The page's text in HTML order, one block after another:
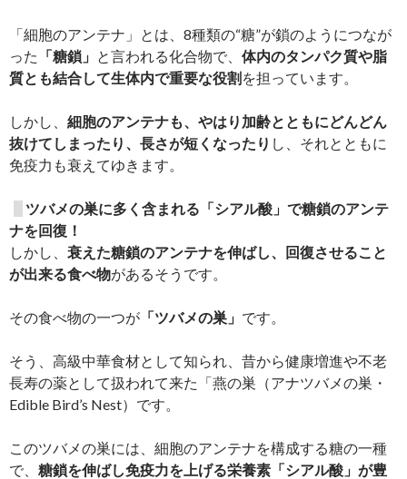
「細胞のアンテナ」とは、8種類の“糖”が鎖のようにつなが
った 「糖鎖」 と言われる化合物で、 体内のタンパク質や脂
質とも結合して生体内で重要な役割を担っています。
しかし、 細胞のアンテナも、やはり加齢とともにどんどん
抜けてしまったり、長さが短くなったり し、それとともに
免疫力も衰えてゆきます。
ツバメの巣に多く含まれる「シアル酸」で糖鎖のアンテ
ナを回復！
しかし、 衰えた糖鎖のアンテナを伸ばし、回復させること
が出来る食べ物があるそうです。
その食べ物の一つが 「ツバメの巣」 です。
そう、高級中華食材として知られ、昔から健康増進や不老
長寿の薬として扱われて来た「燕の巣（アナツバメの巣・
Edible Bird’s Nest）です。
このツバメの巣には、細胞のアンテナを構成する糖の一種
で、 糖鎖を伸ばし免疫力を上げる栄養素「シアル酸」が豊